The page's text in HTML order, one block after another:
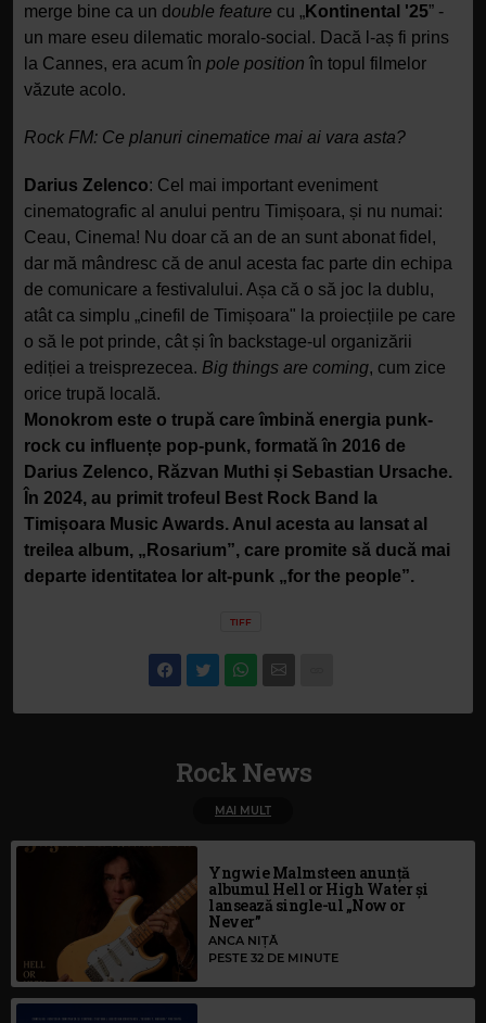
merge bine ca un double feature cu „Kontinental '25” -
un mare eseu dilematic moralo-social. Dacă l-aș fi prins
la Cannes, era acum în pole position în topul filmelor
văzute acolo.
Rock FM: Ce planuri cinematice mai ai vara asta?
Darius Zelenco: Cel mai important eveniment
cinematografic al anului pentru Timișoara, și nu numai:
Ceau, Cinema! Nu doar că an de an sunt abonat fidel,
dar mă mândresc că de anul acesta fac parte din echipa
de comunicare a festivalului. Așa că o să joc la dublu,
atât ca simplu „cinefil de Timișoara" la proiecțiile pe care
o să le pot prinde, cât și în backstage-ul organizării
ediției a treisprezecea. Big things are coming, cum zice
orice trupă locală.
Monokrom este o trupă care îmbină energia punk-
rock cu influențe pop-punk, formată în 2016 de
Darius Zelenco, Răzvan Muthi și Sebastian Ursache.
În 2024, au primit trofeul Best Rock Band la
Timișoara Music Awards. Anul acesta au lansat al
treilea album, „Rosarium”, care promite să ducă mai
departe identitatea lor alt-punk „for the people”.
TIFF
Rock News
MAI MULT
Yngwie Malmsteen anunță
albumul Hell or High Water și
lansează single-ul „Now or
Never”
ANCA NIȚĂ
PESTE 32 DE MINUTE